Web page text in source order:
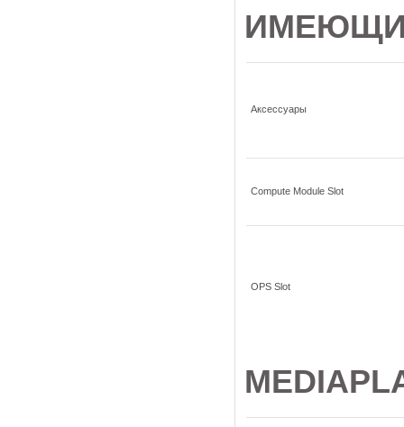
Аксессуары
Compute Module Slot
OPS Slot